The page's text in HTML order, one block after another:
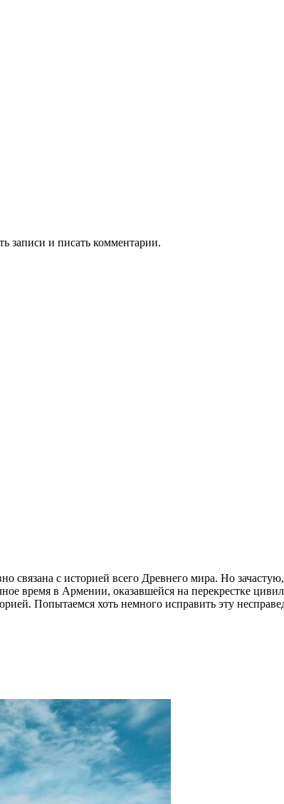
записи и писать комментарии.
связана с историей всего Древнего мира. Но
время в Армении, оказавшейся на перекрестке
Попытаемся хоть немного исправить эту